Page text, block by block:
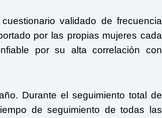
validado de frecuencia
por las propias mujeres cada
por su alta correlación con
Durante el seguimiento total de
de seguimiento de todas las